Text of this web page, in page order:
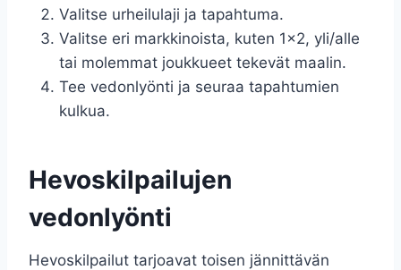
Valitse urheilulaji ja tapahtuma.
Valitse eri markkinoista, kuten 1×2, yli/alle
tai molemmat joukkueet tekevät maalin.
Tee vedonlyönti ja seuraa tapahtumien
kulkua.
Hevoskilpailujen
vedonlyönti
Hevoskilpailut tarjoavat toisen jännittävän